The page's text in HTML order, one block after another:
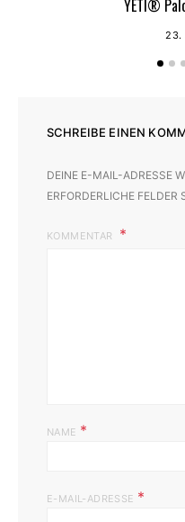
YETI®
23.
SCHREIBE EINEN
DEINE E-MAIL-ADRESSE
ERFORDERLICHE FELDER
KOMMENTAR
NAME *
E-MAIL-ADRESSE *